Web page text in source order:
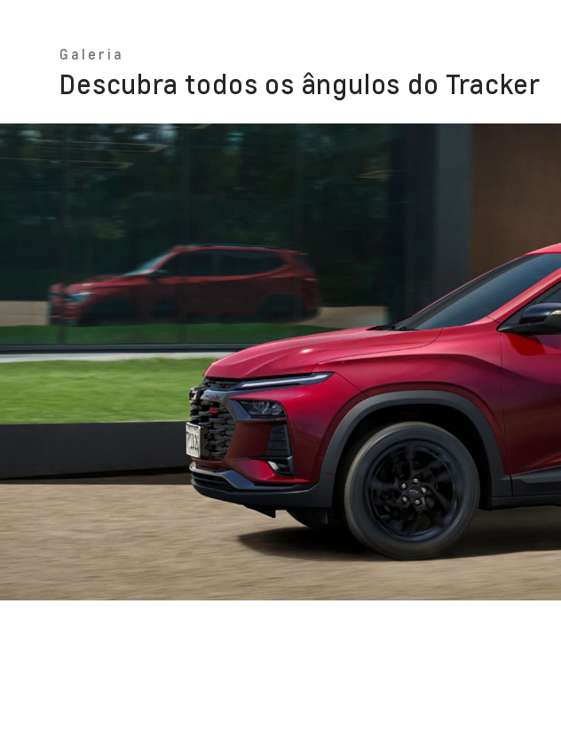
Galeria
Descubra todos os ângulos do Tracker